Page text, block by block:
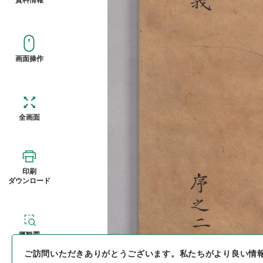
画面操作
全画面
印刷
ダウンロード
概観図
ご訪問いただきありがとうございます。 私たちがより良い情